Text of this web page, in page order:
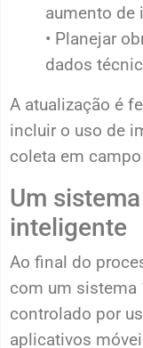
aumento de
• Planejar
dados
A atualização é
incluir o uso de
coleta em
Um
inteligente
Ao final do
com um sistema
controlado por
aplicativos